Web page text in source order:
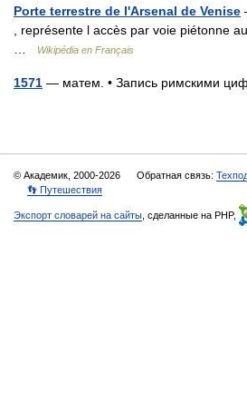
Porte terrestre de l'Arsenal de Venise
, représente l accès par voie piétonne
Wikipédia en Français
1571 — матем. • Запись римскими
© Академик, 2000-2026 Обратная связь:
👣 Путешествия
Экспорт словарей на сайты , сделанные на PHP,